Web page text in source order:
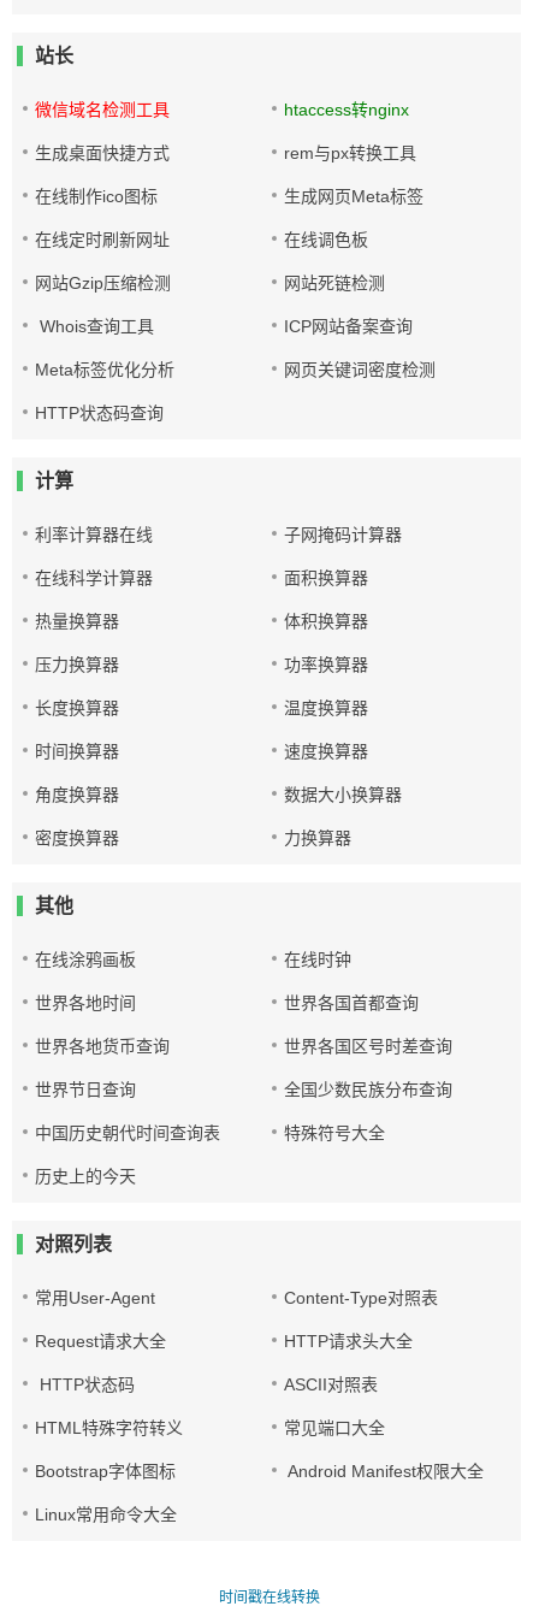
站长
微信域名检测工具 htaccess转nginx
生成桌面快捷方式 rem与px转换工具
在线制作ico图标 生成网页Meta标签
在线定时刷新网址 在线调色板
网站Gzip压缩检测 网站死链检测
Whois查询工具 ICP网站备案查询
Meta标签优化分析 网页关键词密度检测
HTTP状态码查询
计算
利率计算器在线 子网掩码计算器
在线科学计算器 面积换算器
热量换算器 体积换算器
压力换算器 功率换算器
长度换算器 温度换算器
时间换算器 速度换算器
角度换算器 数据大小换算器
密度换算器 力换算器
其他
在线涂鸦画板 在线时钟
世界各地时间 世界各国首都查询
世界各地货币查询 世界各国区号时差查询
世界节日查询 全国少数民族分布查询
中国历史朝代时间查询表 特殊符号大全
历史上的今天
对照列表
常用User-Agent Content-Type对照表
Request请求大全 HTTP请求头大全
HTTP状态码 ASCII对照表
HTML特殊字符转义 常见端口大全
Bootstrap字体图标 Android Manifest权限大全
Linux常用命令大全
时间戳在线转换